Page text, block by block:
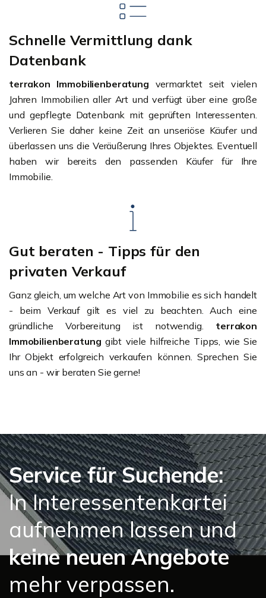
Schnelle Vermittlung dank
Datenbank
terrakon Immobilienberatung vermarktet seit vielen
Jahren Immobilien aller Art und verfügt über eine große
und gepflegte Datenbank mit geprüften Interessenten.
Verlieren Sie daher keine Zeit an unseriöse Käufer und
überlassen uns die Veräußerung Ihres Objektes. Eventuell
haben wir bereits den passenden Käufer für Ihre
Immobilie.
Gut beraten - Tipps für den
privaten Verkauf
Ganz gleich, um welche Art von Immobilie es sich handelt
- beim Verkauf gilt es viel zu beachten. Auch eine
gründliche Vorbereitung ist notwendig. terrakon
Immobilienberatung gibt viele hilfreiche Tipps, wie Sie
Ihr Objekt erfolgreich verkaufen können. Sprechen Sie
uns an - wir beraten Sie gerne!
Service für Suchende:
In Interessentenkartei
aufnehmen lassen und
keine neuen Angebote
mehr verpassen.